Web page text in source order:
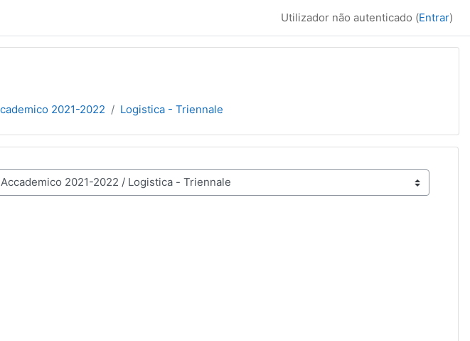
Utilizador não autenticado (Entrar)
2021-2022 Logistica - Triennale